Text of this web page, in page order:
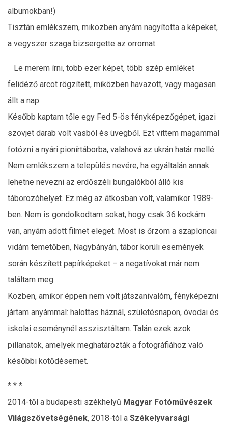
albumokban!)
Tisztán emlékszem, miközben anyám nagyította a képeket,
a vegyszer szaga bizsergette az orromat.
Le merem írni, több ezer képet, több szép emléket
felidéző arcot rögzített, miközben havazott, vagy magasan
állt a nap.
Később kaptam tőle egy Fed 5-ös fényképezőgépet, igazi
szovjet darab volt vasból és üvegből. Ezt vittem magammal
fotózni a nyári pionírtáborba, valahová az ukrán határ mellé.
Nem emlékszem a település nevére, ha egyáltalán annak
lehetne nevezni az erdőszéli bungalókból álló kis
táborozóhelyet. Ez még az átkosban volt, valamikor 1989-
ben. Nem is gondolkodtam sokat, hogy csak 36 kockám
van, anyám adott filmet eleget. Most is őrzöm a szaploncai
vidám temetőben, Nagybányán, tábor körüli események
során készített papírképeket – a negatívokat már nem
találtam meg.
Közben, amikor éppen nem volt játszanivalóm, fényképezni
jártam anyámmal: halottas háznál, születésnapon, óvodai és
iskolai eseménynél asszisztáltam. Talán ezek azok
pillanatok, amelyek meghatározták a fotográfiához való
későbbi kötődésemet.
* * *
2014-től a budapesti székhelyű Magyar Fotóművészek
Világszövetségének, 2018-tól a Székelyvarsági